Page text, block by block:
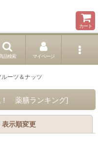
カート
品検索 マイページ
ルーツ＆ナッツ
！ 薬膳ランキング]
表示順変更